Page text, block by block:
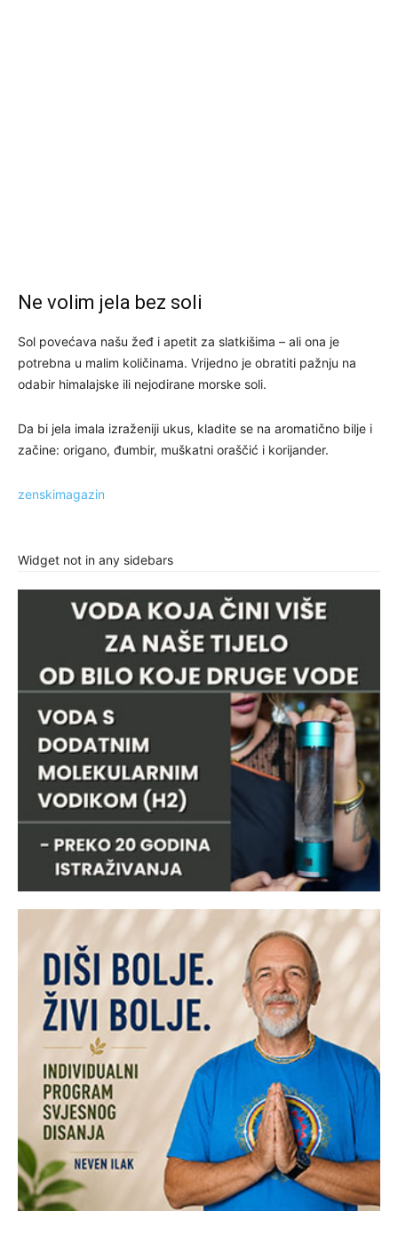
Ne volim jela bez soli
Sol povećava našu žeđ i apetit za slatkišima – ali ona je
potrebna u malim količinama. Vrijedno je obratiti pažnju na
odabir himalajske ili nejodirane morske soli.
Da bi jela imala izraženiji ukus, kladite se na aromatično bilje i
začine: origano, đumbir, muškatni oraščić i korijander.
zenskimagazin
Widget not in any sidebars